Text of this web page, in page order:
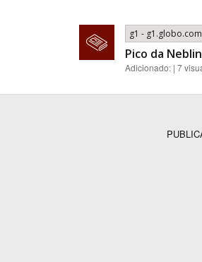
g1 - g1.globo.com
Pico da
Adicionado: | 7